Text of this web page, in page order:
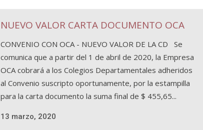
NUEVO VALOR CARTA DOCUMENTO OCA
CONVENIO CON OCA - NUEVO VALOR DE LA CD Se
comunica que a partir del 1 de abril de 2020, la Empresa
OCA cobrará a los Colegios Departamentales adheridos
al Convenio suscripto oportunamente, por la estampilla
para la carta documento la suma final de $ 455,65...
13 marzo, 2020